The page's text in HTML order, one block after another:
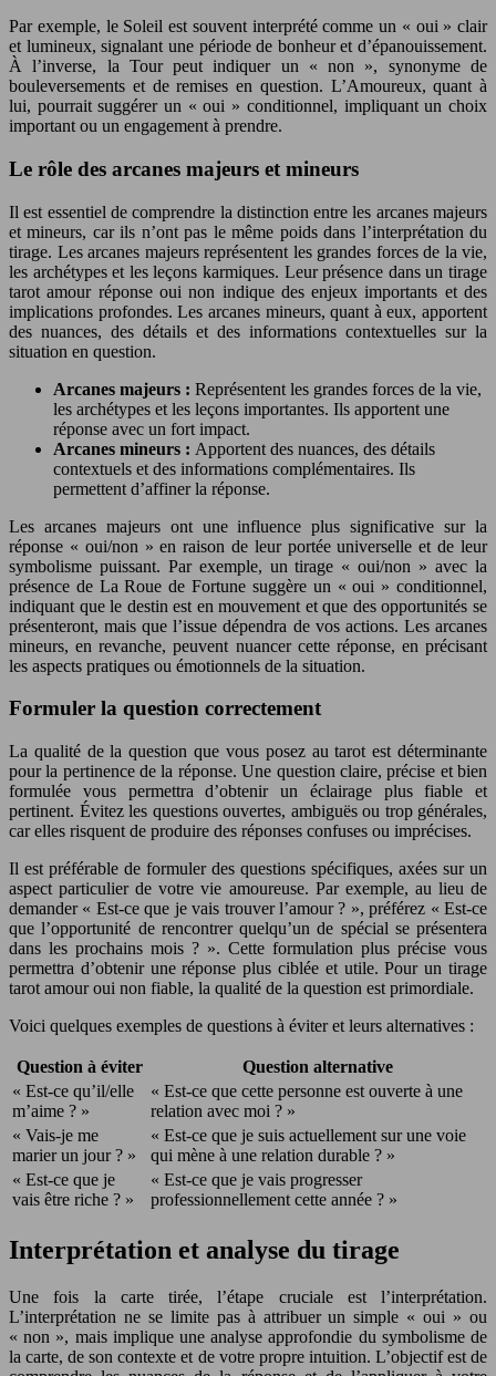
Par exemple, le Soleil est souvent interprété comme un « oui » clair
et lumineux, signalant une période de bonheur et d’épanouissement.
À l’inverse, la Tour peut indiquer un « non », synonyme de
bouleversements et de remises en question. L’Amoureux, quant à
lui, pourrait suggérer un « oui » conditionnel, impliquant un choix
important ou un engagement à prendre.
Le rôle des arcanes majeurs et mineurs
Il est essentiel de comprendre la distinction entre les arcanes majeurs
et mineurs, car ils n’ont pas le même poids dans l’interprétation du
tirage. Les arcanes majeurs représentent les grandes forces de la vie,
les archétypes et les leçons karmiques. Leur présence dans un tirage
tarot amour réponse oui non indique des enjeux importants et des
implications profondes. Les arcanes mineurs, quant à eux, apportent
des nuances, des détails et des informations contextuelles sur la
situation en question.
Arcanes majeurs : Représentent les grandes forces de la vie,
les archétypes et les leçons importantes. Ils apportent une
réponse avec un fort impact.
Arcanes mineurs : Apportent des nuances, des détails
contextuels et des informations complémentaires. Ils
permettent d’affiner la réponse.
Les arcanes majeurs ont une influence plus significative sur la
réponse « oui/non » en raison de leur portée universelle et de leur
symbolisme puissant. Par exemple, un tirage « oui/non » avec la
présence de La Roue de Fortune suggère un « oui » conditionnel,
indiquant que le destin est en mouvement et que des opportunités se
présenteront, mais que l’issue dépendra de vos actions. Les arcanes
mineurs, en revanche, peuvent nuancer cette réponse, en précisant
les aspects pratiques ou émotionnels de la situation.
Formuler la question correctement
La qualité de la question que vous posez au tarot est déterminante
pour la pertinence de la réponse. Une question claire, précise et bien
formulée vous permettra d’obtenir un éclairage plus fiable et
pertinent. Évitez les questions ouvertes, ambiguës ou trop générales,
car elles risquent de produire des réponses confuses ou imprécises.
Il est préférable de formuler des questions spécifiques, axées sur un
aspect particulier de votre vie amoureuse. Par exemple, au lieu de
demander « Est-ce que je vais trouver l’amour ? », préférez « Est-ce
que l’opportunité de rencontrer quelqu’un de spécial se présentera
dans les prochains mois ? ». Cette formulation plus précise vous
permettra d’obtenir une réponse plus ciblée et utile. Pour un tirage
tarot amour oui non fiable, la qualité de la question est primordiale.
Voici quelques exemples de questions à éviter et leurs alternatives :
Question à éviter
Question alternative
« Est-ce qu’il/elle
m’aime ? »
« Est-ce que cette personne est ouverte à une
relation avec moi ? »
« Vais-je me
marier un jour ? »
« Est-ce que je suis actuellement sur une voie
qui mène à une relation durable ? »
« Est-ce que je
vais être riche ? »
« Est-ce que je vais progresser
professionnellement cette année ? »
Interprétation et analyse du tirage
Une fois la carte tirée, l’étape cruciale est l’interprétation.
L’interprétation ne se limite pas à attribuer un simple « oui » ou
« non », mais implique une analyse approfondie du symbolisme de
la carte, de son contexte et de votre propre intuition. L’objectif est de